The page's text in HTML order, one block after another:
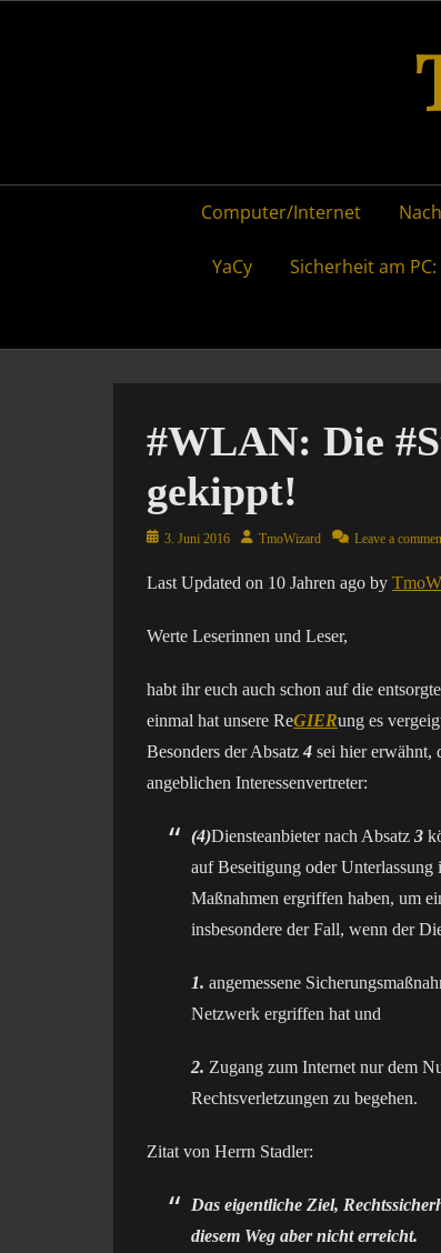
PrimaryComputer/Internet
YaCy Sicherheit am PC:
#WLAN: Die
gekippt!
Posted3. Juni 2016 AuthorTmoWizard Leave a
Last Updated on 10 Jahren ago by
Werte Leserinnen und Leser,
habt ihr euch auch schon auf die
einmal hat unsere ReGIERung es
Besonders der Absatz 4 sei hier erwähnt,
angeblichen Interessenvertreter:
(4)Diensteanbieter nach Absatz 3
auf Beseitigung oder
Maßnahmen ergriffen haben, um
insbesondere der Fall, wenn der
1. angemessene
Netzwerk ergriffen hat und
2. Zugang zum Internet nur dem
Rechtsverletzungen zu begehen.
Zitat von Herrn Stadler:
Das eigentliche Ziel,
diesem Weg aber nicht erreicht.